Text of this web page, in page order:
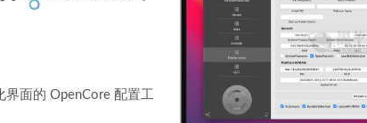
面的 OpenCore 配置工